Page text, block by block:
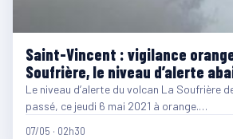
Saint-Vincent : vigilance
Soufrière, le niveau d’alerte
Le niveau d’alerte du volcan La Soufrière
passé, ce jeudi 6 mai 2021 à orange.…
07/05 · 02h30